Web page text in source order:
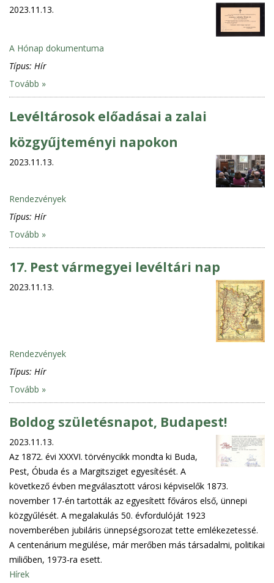
2023.11.13.
A Hónap dokumentuma
Típus: Hír
Tovább »
Levéltárosok előadásai a zalai
közgyűjteményi napokon
2023.11.13.
Rendezvények
Típus: Hír
Tovább »
17. Pest vármegyei levéltári nap
2023.11.13.
Rendezvények
Típus: Hír
Tovább »
Boldog születésnapot, Budapest!
2023.11.13.
Az 1872. évi XXXVI. törvénycikk mondta ki Buda,
Pest, Óbuda és a Margitsziget egyesítését. A
következő évben megválasztott városi képviselők 1873.
november 17-én tartották az egyesített főváros első, ünnepi
közgyűlését. A megalakulás 50. évfordulóját 1923
novemberében jubiláris ünnepségsorozat tette emlékezetessé.
A centenárium megülése, már merőben más társadalmi, politikai
miliőben, 1973-ra esett.
Hírek